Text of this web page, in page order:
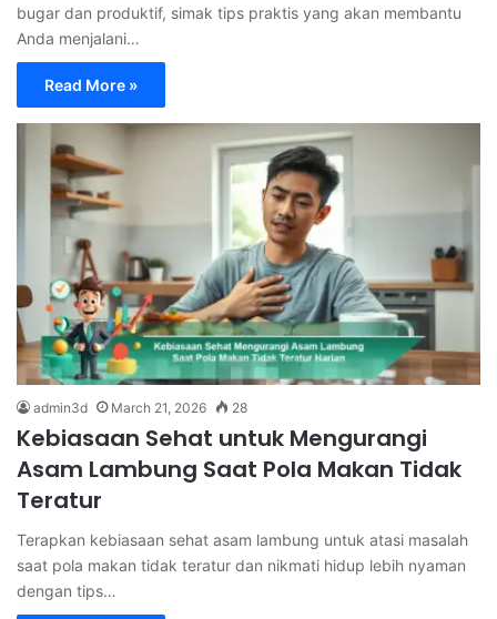
bugar dan produktif, simak tips praktis yang akan membantu
Anda menjalani…
Read More »
admin3d March 21, 2026 28
Kebiasaan Sehat untuk Mengurangi
Asam Lambung Saat Pola Makan Tidak
Teratur
Terapkan kebiasaan sehat asam lambung untuk atasi masalah
saat pola makan tidak teratur dan nikmati hidup lebih nyaman
dengan tips…